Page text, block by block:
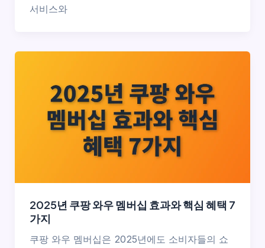
서비스와
2025년 쿠팡 와우 멤버십 효과와 핵심 혜택 7
가지
쿠팡 와우 멤버십은 2025년에도 소비자들의 쇼